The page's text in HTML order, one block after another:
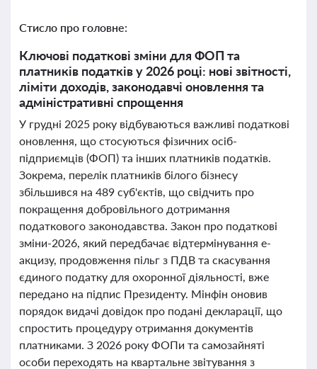
Стисло про головне:
Ключові податкові зміни для ФОП та
платників податків у 2026 році: нові звітності,
ліміти доходів, законодавчі оновлення та
адміністративні спрощення
У грудні 2025 року відбуваються важливі податкові
оновлення, що стосуються фізичних осіб-
підприємців (ФОП) та інших платників податків.
Зокрема, перелік платників білого бізнесу
збільшився на 489 суб'єктів, що свідчить про
покращення добровільного дотримання
податкового законодавства. Закон про податкові
зміни-2026, який передбачає відтермінування е-
акцизу, продовження пільг з ПДВ та скасування
єдиного податку для охоронної діяльності, вже
передано на підпис Президенту. Мінфін оновив
порядок видачі довідок про подані декларації, що
спростить процедуру отримання документів
платниками. З 2026 року ФОПи та самозайняті
особи переходять на квартальне звітування з